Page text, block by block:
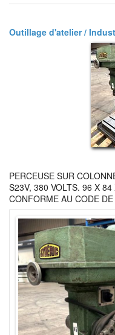
Outillage d'atelier /
PERCEUSE SUR
S23V, 380 VOLTS. 96 X
CONFORME AU CODE DE